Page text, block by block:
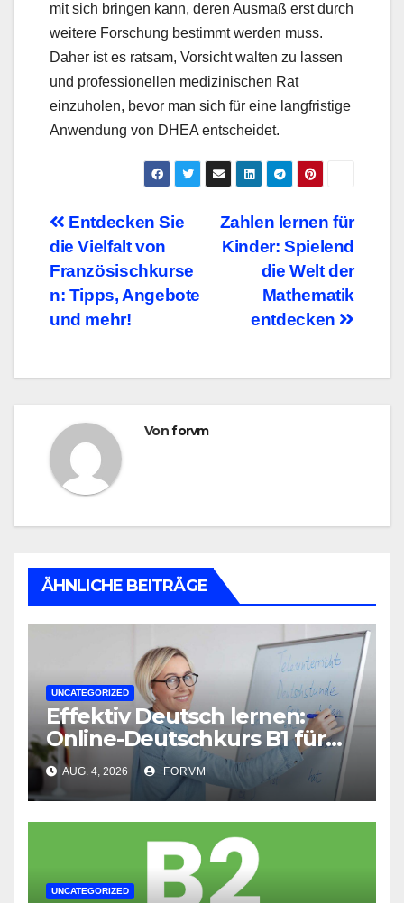
mit sich bringen kann, deren Ausmaß erst durch
weitere Forschung bestimmt werden muss.
Daher ist es ratsam, Vorsicht walten zu lassen
und professionellen medizinischen Rat
einzuholen, bevor man sich für eine langfristige
Anwendung von DHEA entscheidet.
Beitragsnavigation
Zahlen lernen für
Kinder: Spielend
die Welt der
Mathematik
entdecken
Entdecken Sie
die Vielfalt von
Französischkurse
n: Tipps, Angebote
und mehr!
Vonforvm
ÄHNLICHE BEITRÄGE
UNCATEGORIZED
Effektiv Deutsch lernen:
Online-Deutschkurs B1 für
flexible Lernerfolge
AUG. 4, 2026 FORVM
UNCATEGORIZED